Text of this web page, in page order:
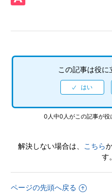
【Xbox Series X|S/龍が如く
【Xbox Series X|S/龍が如く
へ行けばいいか、バトルで勝
【Xbox Series X|S/龍が如く
【Xbox Series X|S/龍が如く
【Xbox Series X|S/龍が如く
この記事は役に
0人中0人がこの記事が
解決しない場合は、 こちら
す。
ページの先頭へ戻る